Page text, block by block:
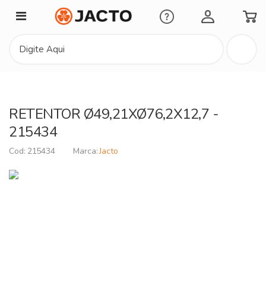
Minha Conta
RETENTOR Ø49,21XØ76,2X12,7 -
215434
215434 Jacto